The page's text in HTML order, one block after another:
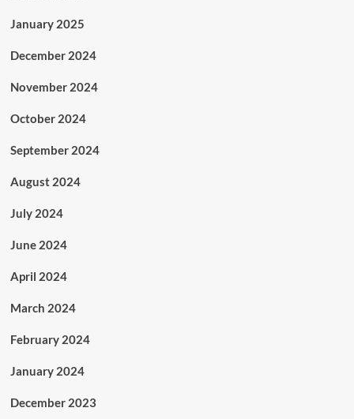
January 2025
December 2024
November 2024
October 2024
September 2024
August 2024
July 2024
June 2024
April 2024
March 2024
February 2024
January 2024
December 2023